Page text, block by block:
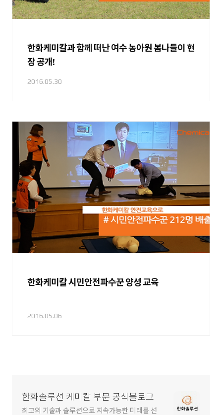
한화케미칼과 함께 떠난 여수 농아원 봄나들이 현
장 공개!
2016.05.30
한화케미칼 시민안전파수꾼 양성 교육
2016.05.06
한화솔루션 케미칼 부문 공식블로그
최고의 기술과 솔루션으로 지속가능한 미래를 선